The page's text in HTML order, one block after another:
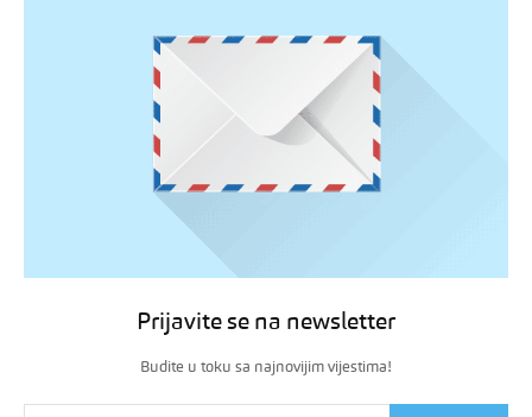
Prijavite se na newsletter
Budite u toku sa najnovijim vijestima!